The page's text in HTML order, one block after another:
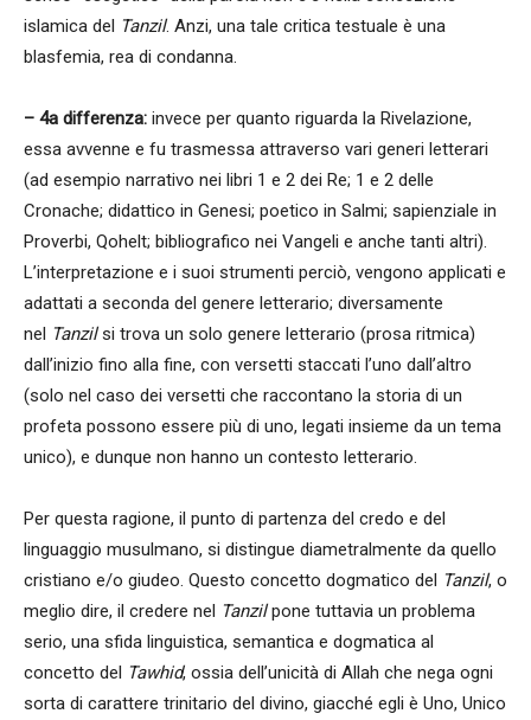
islamica del Tanzil. Anzi, una tale critica testuale è una
blasfemia, rea di condanna.
– 4a differenza: invece per quanto riguarda la Rivelazione,
essa avvenne e fu trasmessa attraverso vari generi letterari
(ad esempio narrativo nei libri 1 e 2 dei Re; 1 e 2 delle
Cronache; didattico in Genesi; poetico in Salmi; sapienziale in
Proverbi, Qohelt; bibliografico nei Vangeli e anche tanti altri).
L’interpretazione e i suoi strumenti perciò, vengono applicati e
adattati a seconda del genere letterario; diversamente
nel Tanzilsi trova un solo genere letterario (prosa ritmica)
dall’inizio fino alla fine, con versetti staccati l’uno dall’altro
(solo nel caso dei versetti che raccontano la storia di un
profeta possono essere più di uno, legati insieme da un tema
unico), e dunque non hanno un contesto letterario.
Per questa ragione, il punto di partenza del credo e del
linguaggio musulmano, si distingue diametralmente da quello
cristiano e/o giudeo. Questo concetto dogmatico del Tanzil, o
meglio dire, il credere nel Tanzilpone tuttavia un problema
serio, una sfida linguistica, semantica e dogmatica al
concetto del Tawhid, ossia dell’unicità di Allah che nega ogni
sorta di carattere trinitario del divino, giacché egli è Uno, Unico